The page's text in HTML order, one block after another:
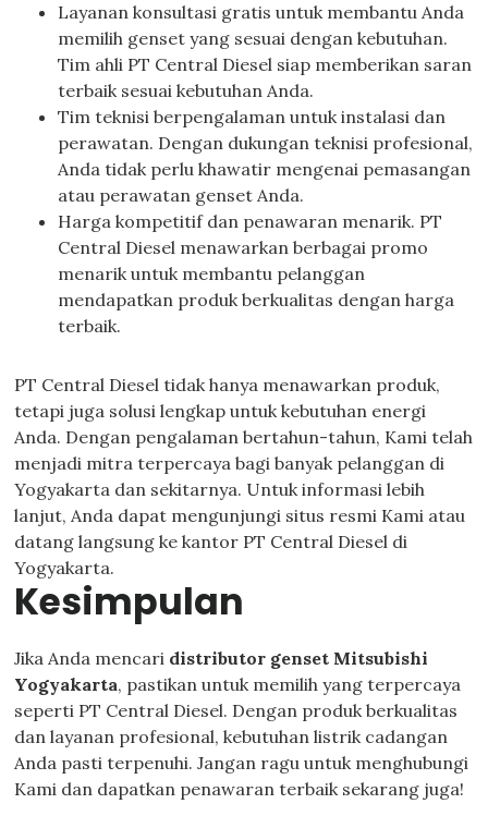
Layanan konsultasi gratis untuk membantu Anda
memilih genset yang sesuai dengan kebutuhan.
Tim ahli PT Central Diesel siap memberikan saran
terbaik sesuai kebutuhan Anda.
Tim teknisi berpengalaman untuk instalasi dan
perawatan. Dengan dukungan teknisi profesional,
Anda tidak perlu khawatir mengenai pemasangan
atau perawatan genset Anda.
Harga kompetitif dan penawaran menarik. PT
Central Diesel menawarkan berbagai promo
menarik untuk membantu pelanggan
mendapatkan produk berkualitas dengan harga
terbaik.
PT Central Diesel tidak hanya menawarkan produk,
tetapi juga solusi lengkap untuk kebutuhan energi
Anda. Dengan pengalaman bertahun-tahun, Kami telah
menjadi mitra terpercaya bagi banyak pelanggan di
Yogyakarta dan sekitarnya. Untuk informasi lebih
lanjut, Anda dapat mengunjungi situs resmi Kami atau
datang langsung ke kantor PT Central Diesel di
Yogyakarta.
Kesimpulan
Jika Anda mencari distributor genset Mitsubishi
Yogyakarta, pastikan untuk memilih yang terpercaya
seperti PT Central Diesel. Dengan produk berkualitas
dan layanan profesional, kebutuhan listrik cadangan
Anda pasti terpenuhi. Jangan ragu untuk menghubungi
Kami dan dapatkan penawaran terbaik sekarang juga!